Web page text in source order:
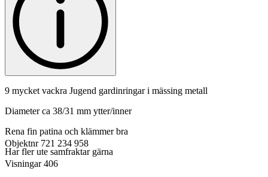
9 mycket vackra Jugend gardinringar i mässing metall
Diameter ca 38/31 mm ytter/inner
Rena fin patina och klämmer bra
Har fler ute samfraktar gärna
Objektnr 721 234 958
Visningar 406